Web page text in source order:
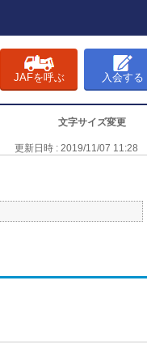
JAFを呼ぶ 入会する
文字サイズ変更
更新日時 : 2019/11/07 11:28